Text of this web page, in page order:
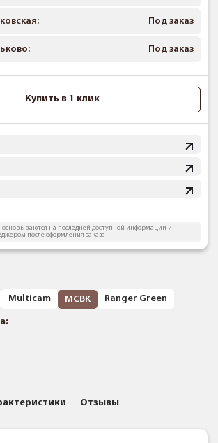
Под заказ
Под заказ
Купить в 1 клик
на последней доступной информации и
после оформления заказа
Multicam MCBK Ranger Green
Отзывы